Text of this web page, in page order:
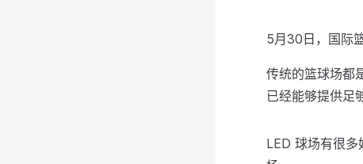
5月30日，国际
传统的篮球场都
已经能够提供足
LED 球场有很